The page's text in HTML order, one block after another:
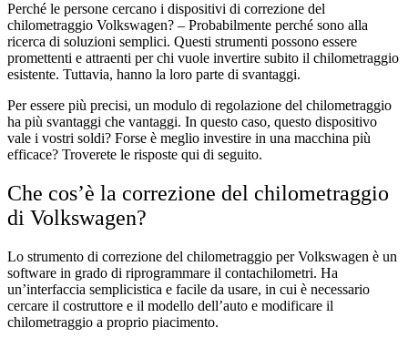
Perché le persone cercano i dispositivi di correzione del
chilometraggio Volkswagen? – Probabilmente perché sono alla
ricerca di soluzioni semplici. Questi strumenti possono essere
promettenti e attraenti per chi vuole invertire subito il chilometraggio
esistente. Tuttavia, hanno la loro parte di svantaggi.
Per essere più precisi, un modulo di regolazione del chilometraggio
ha più svantaggi che vantaggi. In questo caso, questo dispositivo
vale i vostri soldi? Forse è meglio investire in una macchina più
efficace? Troverete le risposte qui di seguito.
Che cos’è la correzione del chilometraggio
di Volkswagen?
Lo strumento di correzione del chilometraggio per Volkswagen è un
software in grado di riprogrammare il contachilometri. Ha
un’interfaccia semplicistica e facile da usare, in cui è necessario
cercare il costruttore e il modello dell’auto e modificare il
chilometraggio a proprio piacimento.